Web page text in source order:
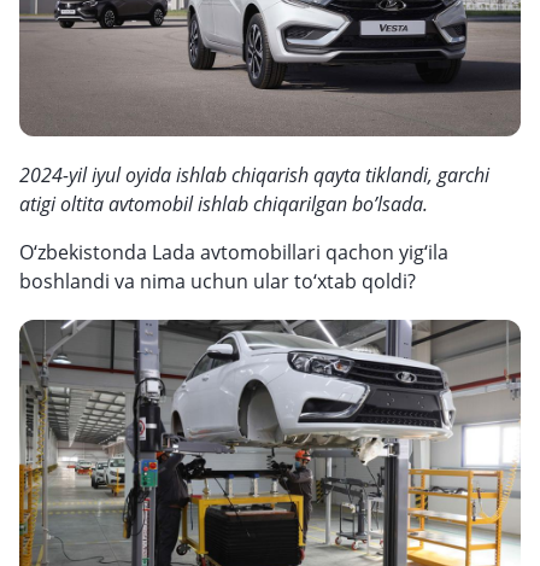
2024-yil iyul oyida ishlab chiqarish qayta tiklandi, garchi
atigi oltita avtomobil ishlab chiqarilgan bo’lsada.
O‘zbekistonda Lada avtomobillari qachon yig‘ila
boshlandi va nima uchun ular to‘xtab qoldi?